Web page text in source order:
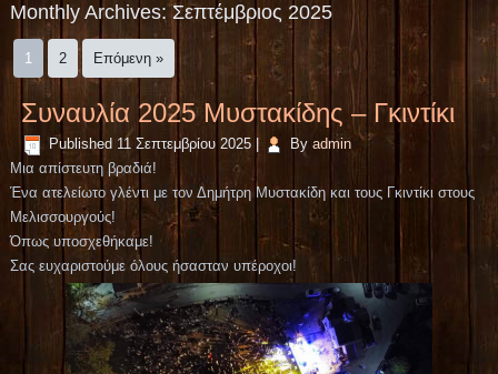
Monthly Archives:Σεπτέμβριος 2025
1 2 Επόμενη »
Συναυλία 2025 Μυστακίδης – Γκιντίκι
Published 11 Σεπτεμβρίου 2025 By admin
Μια απίστευτη βραδιά!
Ένα ατελείωτο γλέντι με τον Δημήτρη Μυστακίδη και τους Γκιντίκι στους
Μελισσουργούς!
Όπως υποσχεθήκαμε!
Σας ευχαριστούμε όλους ήσασταν υπέροχοι!